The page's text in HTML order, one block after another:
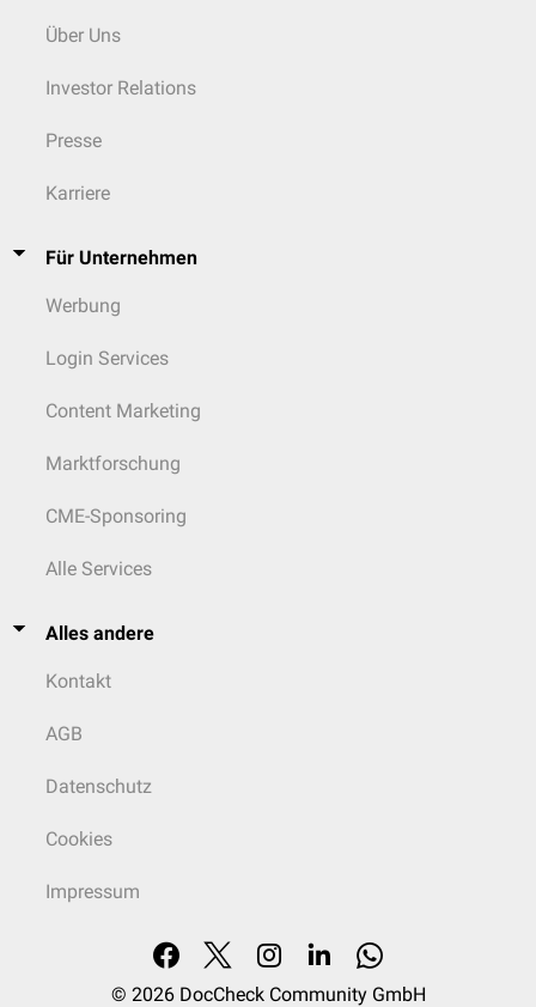
Über Uns
Investor Relations
Presse
Karriere
Für Unternehmen
Werbung
Login Services
Content Marketing
Marktforschung
CME-Sponsoring
Alle Services
Alles andere
Kontakt
AGB
Datenschutz
Cookies
Impressum
© 2026 DocCheck Community GmbH